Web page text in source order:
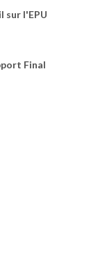
sur l'EPU
Final